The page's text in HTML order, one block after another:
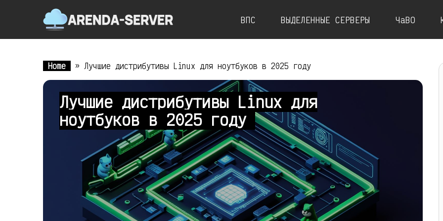
ВПС ВЫДЕЛЕННЫЕ СЕРВЕРЫ ЧаВО
Home » Лучшие дистрибутивы Linux для ноутбуков в 2025 году
Лучшие дистрибутивы Linux для
ноутбуков в 2025 году